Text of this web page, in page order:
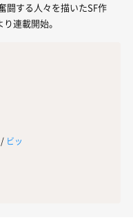
闘する人々を描いたSF作
連載開始。
/ ビッ